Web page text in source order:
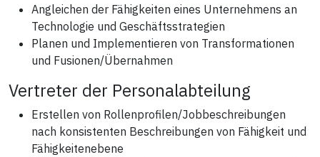
Angleichen der Fähigkeiten eines Unternehmens an
Technologie und Geschäftsstrategien
Planen und Implementieren von Transformationen
und Fusionen/Übernahmen
Vertreter der Personalabteilung
Erstellen von Rollenprofilen/Jobbeschreibungen
nach konsistenten Beschreibungen von Fähigkeit und
Fähigkeitenebene